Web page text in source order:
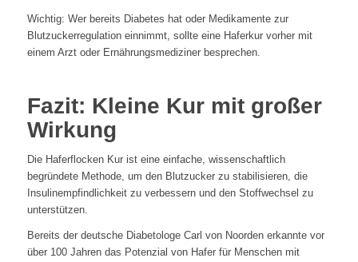
Wichtig: Wer bereits Diabetes hat oder Medikamente zur
Blutzuckerregulation einnimmt, sollte eine Haferkur vorher mit
einem Arzt oder Ernährungsmediziner besprechen.
Fazit: Kleine Kur mit großer
Wirkung
Die Haferflocken Kur ist eine einfache, wissenschaftlich
begründete Methode, um den Blutzucker zu stabilisieren, die
Insulinempfindlichkeit zu verbessern und den Stoffwechsel zu
unterstützen.
Bereits der deutsche Diabetologe Carl von Noorden erkannte vor
über 100 Jahren das Potenzial von Hafer für Menschen mit